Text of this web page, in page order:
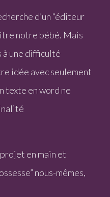
d’un “éditeur
notre bébé. Mais
à une difficulté
idée avec seulement
texte en word ne
en main et
nous-mêmes,